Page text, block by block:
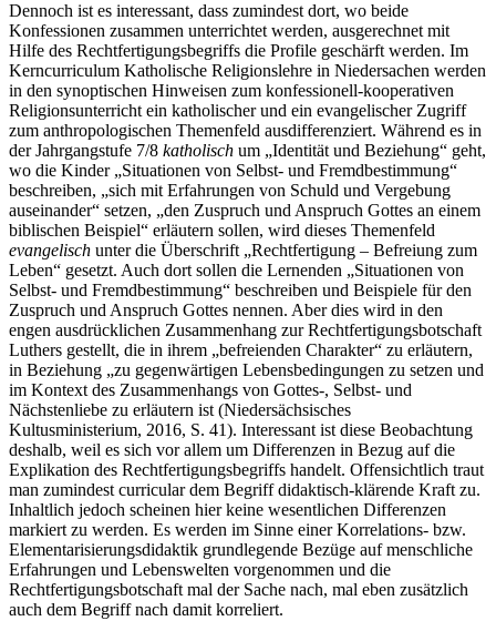
Dennoch ist es interessant, dass zumindest dort, wo beide
Konfessionen zusammen unterrichtet werden, ausgerechnet mit
Hilfe des Rechtfertigungsbegriffs die Profile geschärft werden. Im
Kerncurriculum Katholische Religionslehre in Niedersachen werden
in den synoptischen Hinweisen zum konfessionell-kooperativen
Religionsunterricht ein katholischer und ein evangelischer Zugriff
zum anthropologischen Themenfeld ausdifferenziert. Während es in
der Jahrgangstufe 7/8 katholisch um „Identität und Beziehung“ geht,
wo die Kinder „Situationen von Selbst- und Fremdbestimmung“
beschreiben, „sich mit Erfahrungen von Schuld und Vergebung
auseinander“ setzen, „den Zuspruch und Anspruch Gottes an einem
biblischen Beispiel“ erläutern sollen, wird dieses Themenfeld
evangelisch unter die Überschrift „Rechtfertigung – Befreiung zum
Leben“ gesetzt. Auch dort sollen die Lernenden „Situationen von
Selbst- und Fremdbestimmung“ beschreiben und Beispiele für den
Zuspruch und Anspruch Gottes nennen. Aber dies wird in den
engen ausdrücklichen Zusammenhang zur Rechtfertigungsbotschaft
Luthers gestellt, die in ihrem „befreienden Charakter“ zu erläutern,
in Beziehung „zu gegenwärtigen Lebensbedingungen zu setzen und
im Kontext des Zusammenhangs von Gottes-, Selbst- und
Nächstenliebe zu erläutern ist (Niedersächsisches
Kultusministerium, 2016, S. 41). Interessant ist diese Beobachtung
deshalb, weil es sich vor allem um Differenzen in Bezug auf die
Explikation des Rechtfertigungsbegriffs handelt. Offensichtlich traut
man zumindest curricular dem Begriff didaktisch-klärende Kraft zu.
Inhaltlich jedoch scheinen hier keine wesentlichen Differenzen
markiert zu werden. Es werden im Sinne einer Korrelations- bzw.
Elementarisierungsdidaktik grundlegende Bezüge auf menschliche
Erfahrungen und Lebenswelten vorgenommen und die
Rechtfertigungsbotschaft mal der Sache nach, mal eben zusätzlich
auch dem Begriff nach damit korreliert.